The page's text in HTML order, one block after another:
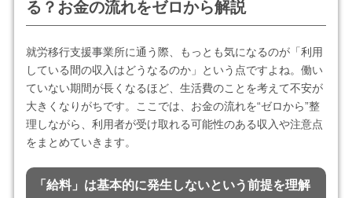
る？お金の流れをゼロから解説
就労移行支援事業所に通う際、もっとも気になるのが「利用
している間の収入はどうなるのか」という点ですよね。働い
ていない期間が長くなるほど、生活費のことを考えて不安が
大きくなりがちです。ここでは、お金の流れを“ゼロから”整
理しながら、利用者が受け取れる可能性のある収入や注意点
をまとめていきます。
「給料」は基本的に発生しないという前提を理解